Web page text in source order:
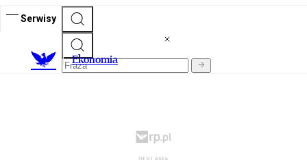
Serwisy
Ekonomia